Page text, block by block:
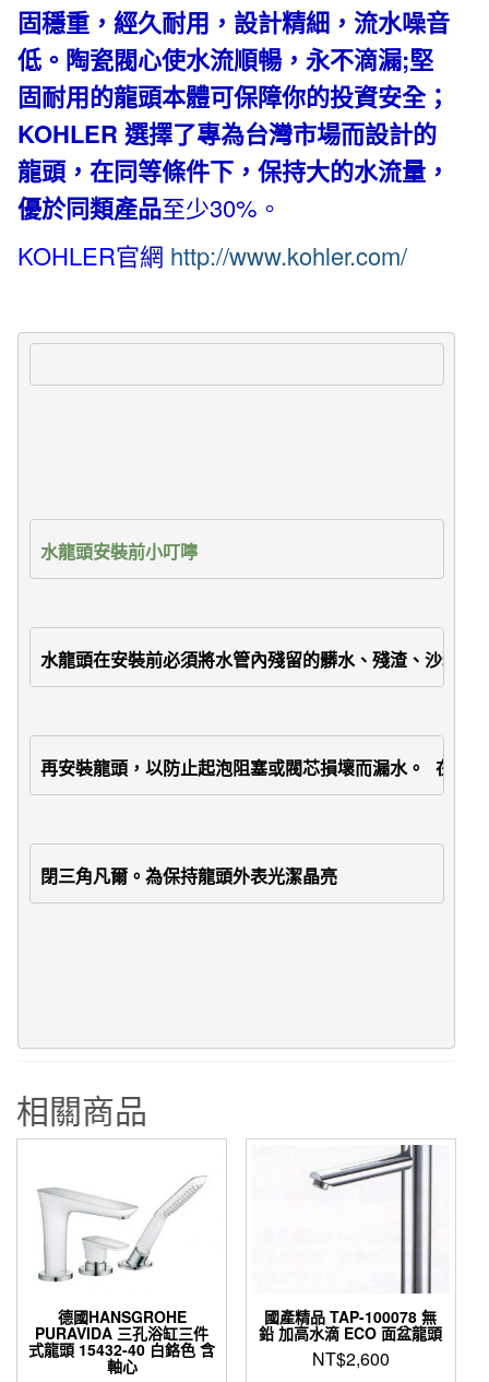
固穩重，經久耐用，設計精細，流水噪音
低。陶瓷閥心使水流順暢，永不滴漏;堅
固耐用的龍頭本體可保障你的投資安全；
KOHLER 選擇了專為台灣市場而設計的
龍頭，在同等條件下，保持大的水流量，
優於同類產品至少30%。
KOHLER官網 http://www.kohler.com/
水龍頭安裝前小叮嚀
水龍頭在安裝前必須將水管內殘留的髒水、殘渣、沙粒、
再安裝龍頭，以防止起泡阻塞或閥芯損壞而漏水。 在拆
閉三角凡爾。為保持龍頭外表光潔晶亮
相關商品
德國HANSGROHE
PURAVIDA 三孔浴缸三件
式龍頭 15432-40 白鉻色 含
軸心
國產精品 TAP-100078 無
鉛 加高水滴 ECO 面盆龍頭
NT$2,600